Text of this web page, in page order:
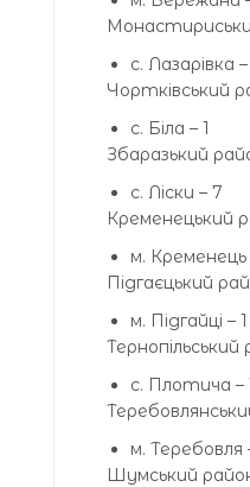
с. Лазарівка –
Чортківський
с. Біла – 1
Збаразький
с. Ліски – 7
Кременецький
м. Кременець
Підгаєцький
м. Підгайці – 1
Тернопільський
с. Плотича –
м. Теребовля
Шумський